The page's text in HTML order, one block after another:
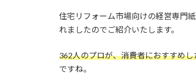
住宅リフォーム市場向けの経営専門紙
れましたのでご紹介いたします。
362人のプロが、消費者におすすめ
ですね。